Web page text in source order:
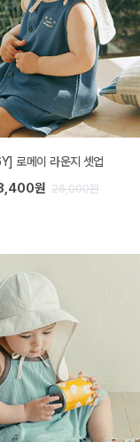
로메이 라운지 셋업
원 26,000원